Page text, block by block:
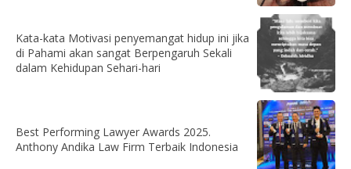
Kata-kata Motivasi penyemangat hidup ini jika
di Pahami akan sangat Berpengaruh Sekali
dalam Kehidupan Sehari-hari
Best Performing Lawyer Awards 2025.
Anthony Andika Law Firm Terbaik Indonesia